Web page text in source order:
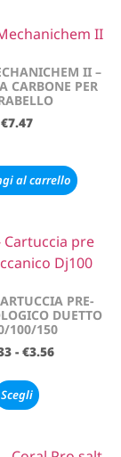
II –
CARBONE PER
€7.47
al carrello
PRE-
DUETTO
100/150
- €3.56
Scegli